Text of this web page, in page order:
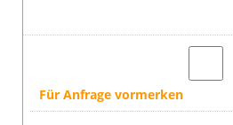
Für Anfrage vormerken